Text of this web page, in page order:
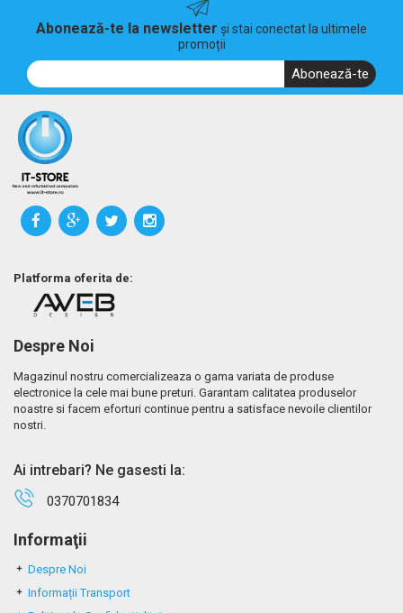
Abonează-te la newsletter și stai conectat la ultimele
promoții
Abonează-te
Platforma oferita de:
Despre Noi
Magazinul nostru comercializeaza o gama variata de produse
electronice la cele mai bune preturi. Garantam calitatea produselor
noastre si facem eforturi continue pentru a satisface nevoile clientilor
nostri.
Ai intrebari? Ne gasesti la:
0370701834
Informaţii
Despre Noi
Informații Transport